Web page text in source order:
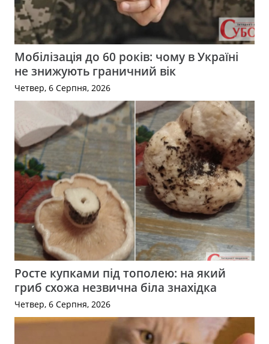
Мобілізація до 60 років: чому в Україні
не знижують граничний вік
Четвер, 6 Серпня, 2026
Росте купками під тополею: на який
гриб схожа незвична біла знахідка
Четвер, 6 Серпня, 2026